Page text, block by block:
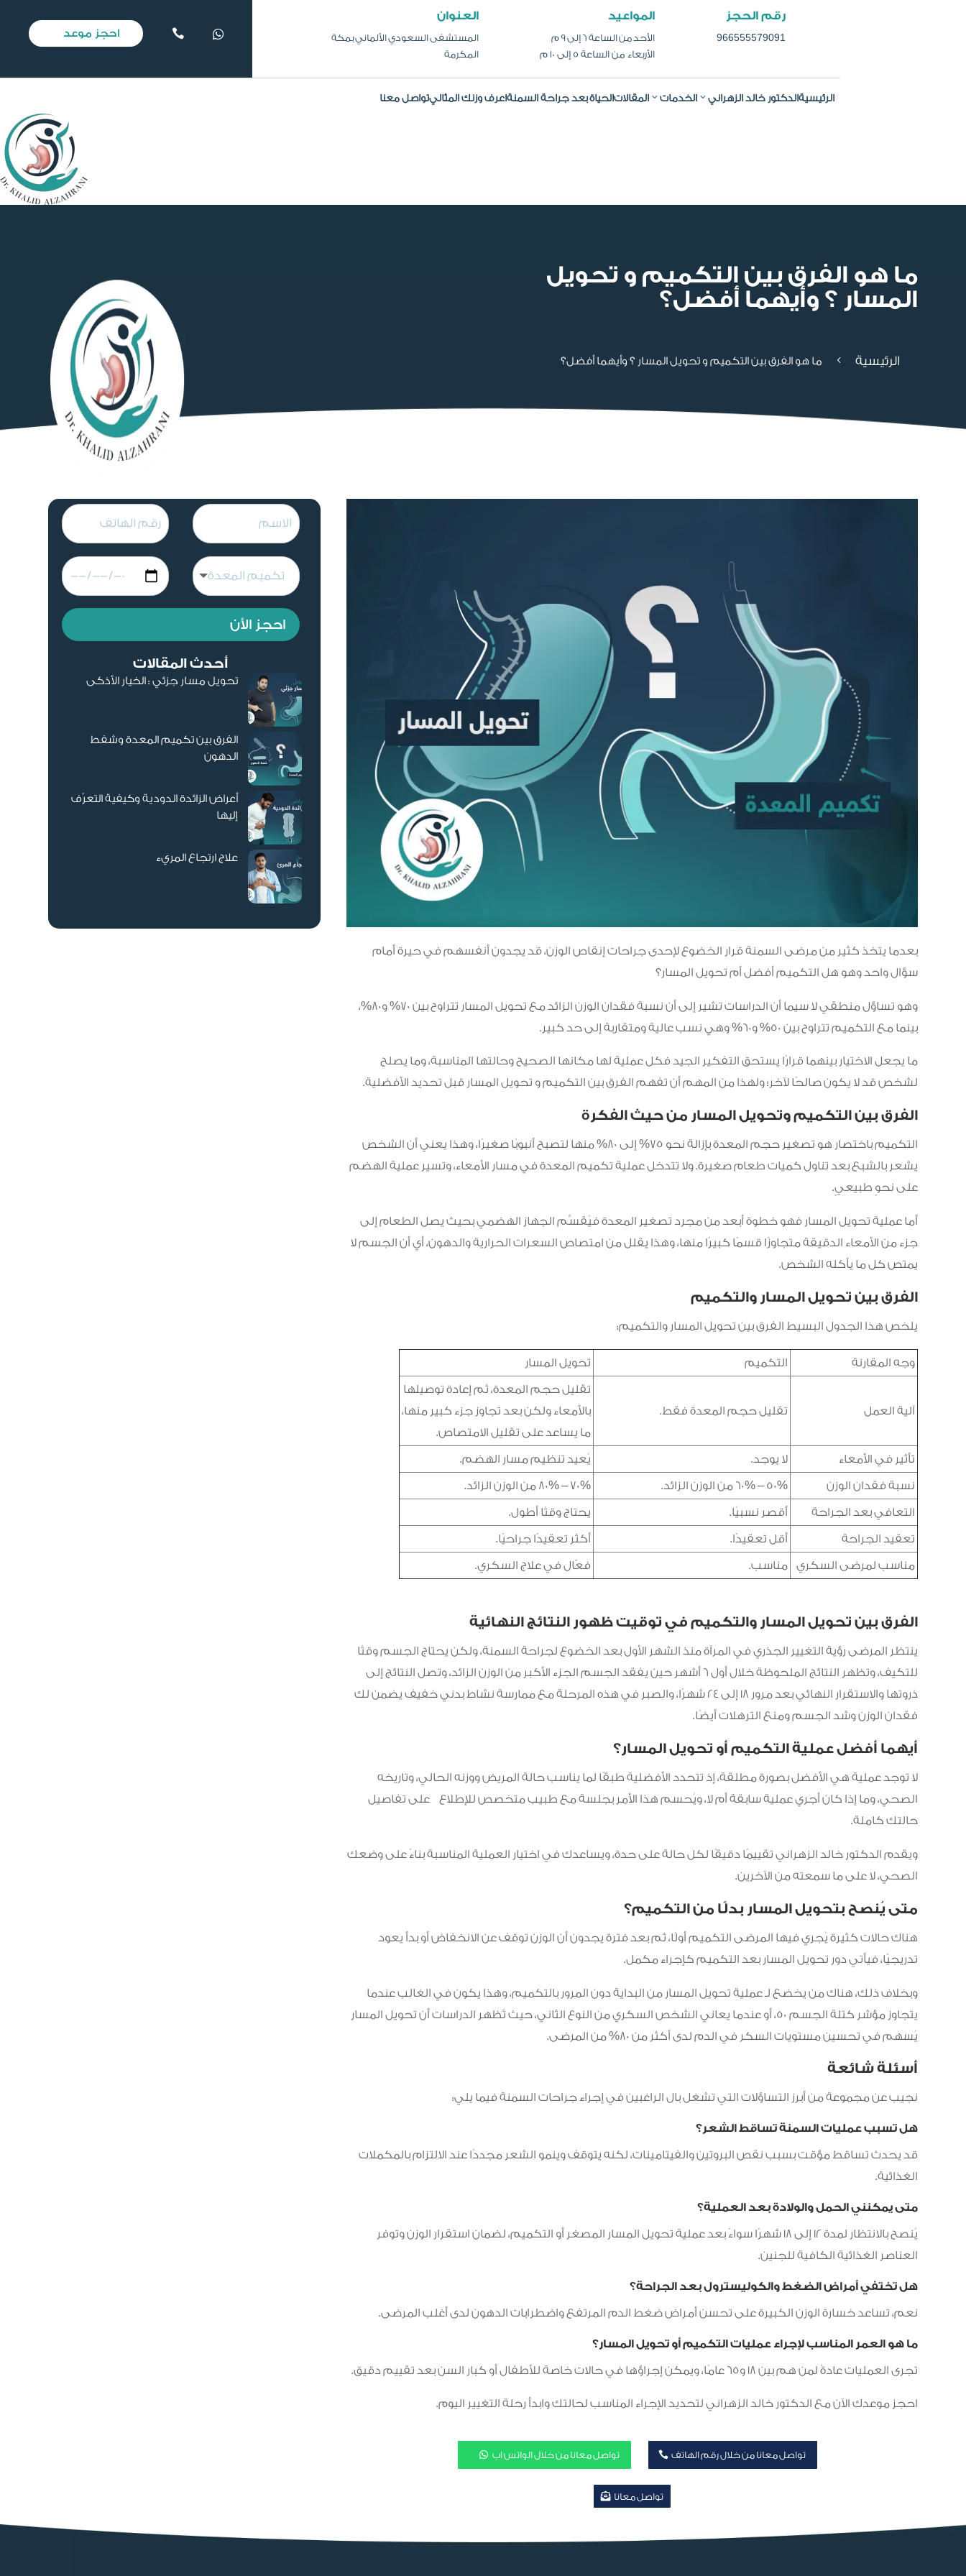
احجز موعد  
العنوان
المستشفى السعودي الألماني بمكة
المكرمة
المواعيد
الأحد من الساعة 6 إلى 9 م
الأربعاء من الساعة 5 إلى 10 م
رقم الحجز
966555579091
الرئيسيةالدكتور خالد الزهراني الخدمات المقالاتالحياة بعد جراحة السمنةاعرف وزنك المثاليتواصل معنا
ما هو الفرق بين التكميم و تحويل
المسار ؟ وأيهما أفضل؟
الرئيسية 4 ما هو الفرق بين التكميم و تحويل المسار ؟ وأيهما أفضل؟
احجز الأن
أحدث المقالات
تحويل مسار جزئي : الخيار الأذكى
الفرق بين تكميم المعدة وشفط
الدهون
أعراض الزائدة الدودية وكيفية التعرّف
إليها
علاج ارتجاع المريء
بعدما يتخذ كثير من مرضى السمنة قرار الخضوع لإحدى جراحات إنقاص الوزن، قد يجدون أنفسهم في حيرة أمام
سؤال واحد وهو هل التكميم أفضل أم تحويل المسار؟
وهو تساؤل منطقي لا سيما أن الدراسات تشير إلى أن نسبة فقدان الوزن الزائد مع تحويل المسار تتراوح بين 70% و80%،
بينما مع التكميم تتراوح بين 50% و60% وهي نسب عالية ومتقاربة إلى حد كبير.
ما يجعل الاختيار بينهما قرارًا يستحق التفكير الجيد فكل عملية لها مكانها الصحيح وحالتها المناسبة، وما يصلح
لشخص قد لا يكون صالحًا لآخر؛ ولهذا من المهم أن تفهم الفرق بين التكميم و تحويل المسار قبل تحديد الأفضلية.
الفرق بين التكميم وتحويل المسار من حيث الفكرة
التكميم باختصار هو تصغير حجم المعدة بإزالة نحو 75% إلى 80% منها لتصبح أنبوبًا صغيرًا، وهذا يعني أن الشخص
يشعر بالشبع بعد تناول كميات طعام صغيرة. ولا تتدخل عملية تكميم المعدة في مسار الأمعاء، وتسير عملية الهضم
على نحوٍ طبيعيٍ.
أما عملية تحويل المسار فهو خطوة أبعد من مجرد تصغير المعدة فيُقسَّم الجهاز الهضمي بحيث يصل الطعام إلى
جزء من الأمعاء الدقيقة متجاوزًا قسمًا كبيرًا منها، وهذا يقلل من امتصاص السعرات الحرارية والدهون، أي أن الجسم لا
يمتص كل ما يأكله الشخص.
الفرق بين تحويل المسار والتكميم
يلخص هذا الجدول البسيط الفرق بين تحويل المسار والتكميم:
وجه المقارنة التكميم تحويل المسار
آلية العمل تقليل حجم المعدة فقط.
تقليل حجم المعدة، ثم إعادة توصيلها
بالأمعاء ولكن بعد تجاوز جزء كبير منها،
ما يساعد على تقليل الامتصاص.
تأثير في الأمعاء لا يوجد. يُعيد تنظيم مسار الهضم.
نسبة فقدان الوزن 50% – 60% من الوزن الزائد. 70% – 80% من الوزن الزائد.
التعافي بعد الجراحة أقصر نسبيًا. يحتاج وقتًا أطول.
تعقيد الجراحة أقل تعقيدًا. أكثر تعقيدًا جراحيًا.
مناسب لمرضى السكري مناسب. فعّال في علاج السكري.
الفرق بين تحويل المسار والتكميم في توقيت ظهور النتائج النهائية
ينتظر المرضى رؤية التغيير الجذري في المرآة منذ الشهر الأول بعد الخضوع لجراحة السمنة، ولكن يحتاج الجسم وقتًا
للتكيف، وتظهر النتائج الملحوظة خلال أول 6 أشهر حين يفقد الجسم الجزء الأكبر من الوزن الزائد، وتصل النتائج إلى
ذروتها والاستقرار النهائي بعد مرور 18 إلى 24 شهرًا، والصبر في هذه المرحلة مع ممارسة نشاط بدني خفيف يضمن لك
فقدان الوزن وشد الجسم ومنع الترهلات أيضًا.
أيهما أفضل عملية التكميم أو تحويل المسار؟
لا توجد عملية هي الأفضل بصورة مطلقة، إذ تتحدد الأفضلية طبقًا لما يناسب حالة المريض ووزنه الحالي، وتاريخه
الصحي، وما إذا كان أجري عملية سابقة أم لا، ويُحسم هذا الأمر بجلسة مع طبيب متخصص للإطلاع على تفاصيل
حالتك كاملة.
ويقدم الدكتور خالد الزهراني تقييمًا دقيقًا لكل حالة على حدة، ويساعدك في اختيار العملية المناسبة بناءً على وضعك
الصحي، لا على ما سمعته من الآخرين.
متى يُنصح بتحويل المسار بدلًا من التكميم؟
هناك حالات كثيرة يُجري فيها المرضى التكميم أولًا، ثم بعد فترة يجدون أن الوزن توقف عن الانخفاض أو بدأ يعود
تدريجيًا، فيأتي دور تحويل المسار بعد التكميم كإجراء مكمل.
وبخلاف ذلك، هناك من يخضع لـ عملية تحويل المسار من البداية دون المرور بالتكميم، وهذا يكون في الغالب عندما
يتجاوز مؤشر كتلة الجسم 50، أو عندما يعاني الشخص السكري من النوع الثاني، حيث تُظهر الدراسات أن تحويل المسار
يُسهم في تحسين مستويات السكر في الدم لدى أكثر من 80% من المرضى.
أسئلة شائعة
نجيب عن مجموعة من أبرز التساؤلات التي تشغل بال الراغبين في إجراء جراحات السمنة فيما يلي:
هل تسبب عمليات السمنة تساقط الشعر؟
قد يحدث تساقط مؤقت بسبب نقص البروتين والفيتامينات، لكنه يتوقف وينمو الشعر مجددًا عند الالتزام بالمكملات
الغذائية.
متى يمكنني الحمل والولادة بعد العملية؟
يُنصح بالانتظار لمدة 12 إلى 18 شهرًا سواءً بعد عملية تحويل المسار المصغر أو التكميم، لضمان استقرار الوزن وتوفر
العناصر الغذائية الكافية للجنين.
هل تختفي أمراض الضغط والكوليسترول بعد الجراحة؟
نعم، تساعد خسارة الوزن الكبيرة على تحسن أمراض ضغط الدم المرتفع واضطرابات الدهون لدى أغلب المرضى.
ما هو العمر المناسب لإجراء عمليات التكميم أو تحويل المسار؟
تجرى العمليات عادةً لمن هم بين 18 و65 عامًا، ويمكن إجراؤها في حالات خاصة للأطفال أو كبار السن بعد تقييم دقيق.
احجز موعدك الآن مع الدكتور خالد الزهراني لتحديد الإجراء المناسب لحالتك وابدأ رحلة التغيير اليوم.
تواصل معانا من خلال الواتس اب تواصل معانا من خلال رقم الهاتف
تواصل معانا